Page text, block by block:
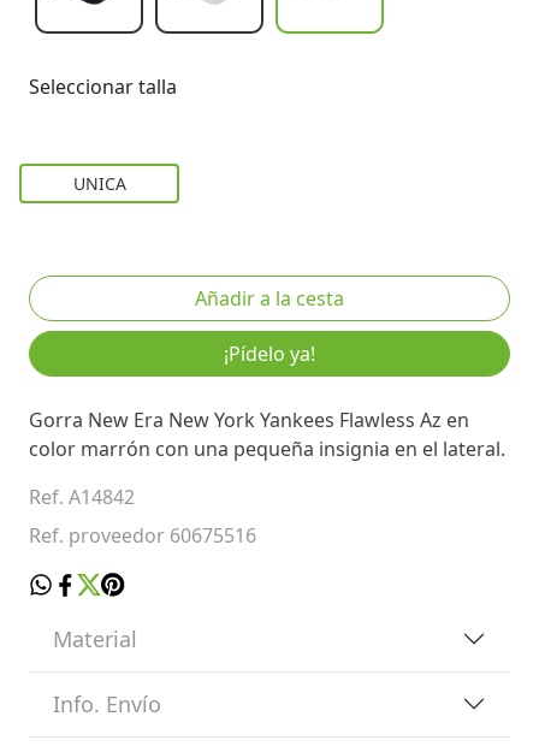
Seleccionar talla
UNICA
¡Pídelo ya!
Gorra New Era New York Yankees Flawless Az en
color marrón con una pequeña insignia en el lateral.
Ref. A14842
Ref. proveedor 60675516
Material
Info. Envío